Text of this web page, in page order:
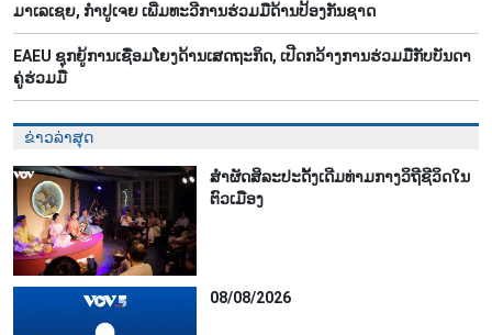
ມາເລເຊຍ, ກຳປູເຈຍ ເພີ່ມທະວີການຮ່ວມມືດ້ານປ້ອງກັນຊາດ
EAEU ຊຸກຍູ້ການເຊື່ອມໂຍງດ້ານເສດຖະກິດ, ເປີດກວ້າງການຮ່ວມມືກັບບັນດາ
ຄູ່ຮ່ວມມື
ຂ່າວລ່າສຸດ
ສຳຜັດສິລະປະດັ້ງເດີມທ່າມກາງວິຖີຊີວິດໃນ
ຕົວເມືອງ
08/08/2026